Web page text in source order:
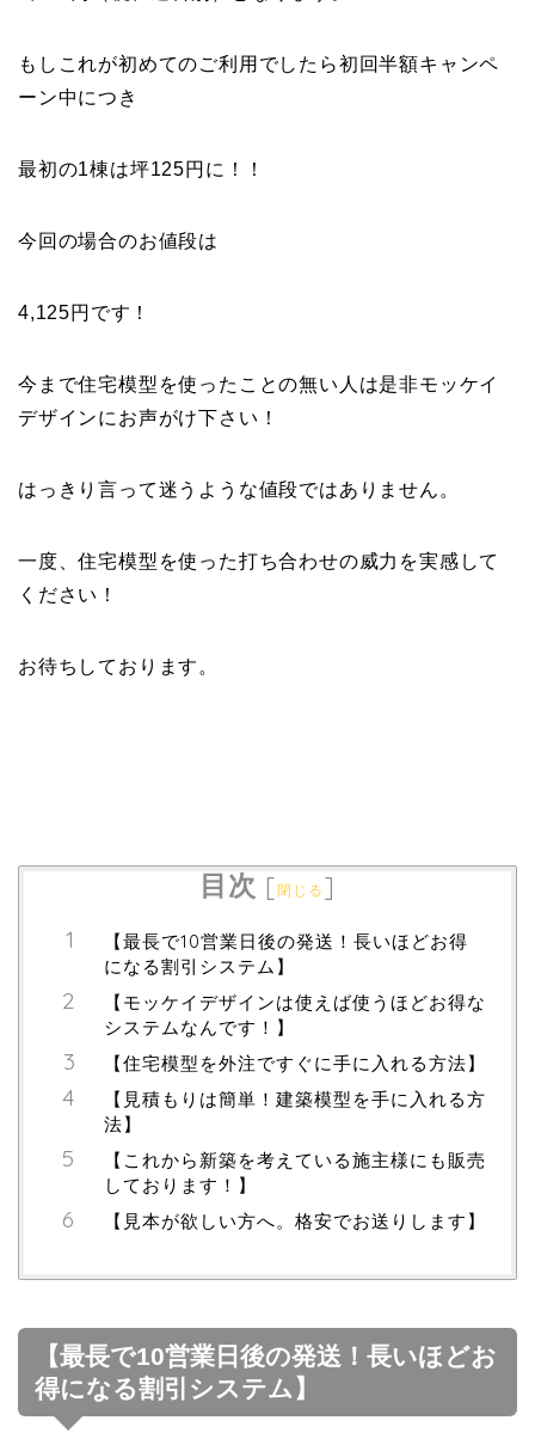
もしこれが初めてのご利用でしたら初回半額キャンペ
ーン中につき
最初の1棟は坪125円に！！
今回の場合のお値段は
4,125円です！
今まで住宅模型を使ったことの無い人は是非モッケイ
デザインにお声がけ下さい！
はっきり言って迷うような値段ではありません。
一度、住宅模型を使った打ち合わせの威力を実感して
ください！
お待ちしております。
目次 [閉じる ]
【最長で10営業日後の発送！長いほどお得
になる割引システム】
【モッケイデザインは使えば使うほどお得な
システムなんです！】
【住宅模型を外注ですぐに手に入れる方法】
【見積もりは簡単！建築模型を手に入れる方
法】
【これから新築を考えている施主様にも販売
しております！】
【見本が欲しい方へ。格安でお送りします】
【最長で10営業日後の発送！長いほどお
得になる割引システム】